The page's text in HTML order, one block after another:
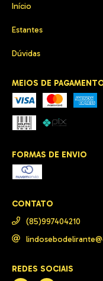
Início
Estantes
Dúvidas
MEIOS DE
FORMAS DE ENVIO
CONTATO
(85)997404210
REDES SOCIAIS